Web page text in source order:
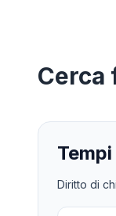
Cerca
Diritto di